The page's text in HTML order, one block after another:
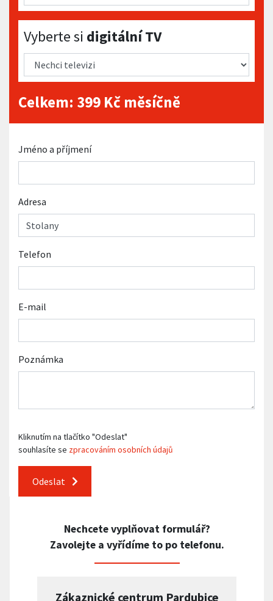
Vyberte si digitální TV
Vyberte si digitální TV
Celkem: 399 Kč měsíčně
Jméno a příjmení
Adresa
Telefon
E-mail
Poznámka
Kliknutím na tlačítko "Odeslat"
souhlasíte se zpracováním osobních údajů
Odeslat
Nechcete vyplňovat formulář?
Zavolejte a vyřídíme to po telefonu.
Zákaznické centrum Pardubice